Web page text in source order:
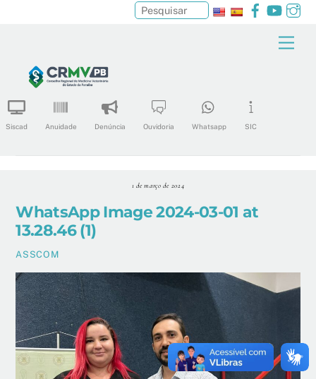
content
Facebook
Siscad Anuidade Denúncia Ouvidoria Whatsapp SIC
Pesquisar
1 de março de 2024
WhatsApp Image 2024-03-01 at
13.28.46 (1)
ASSCOM